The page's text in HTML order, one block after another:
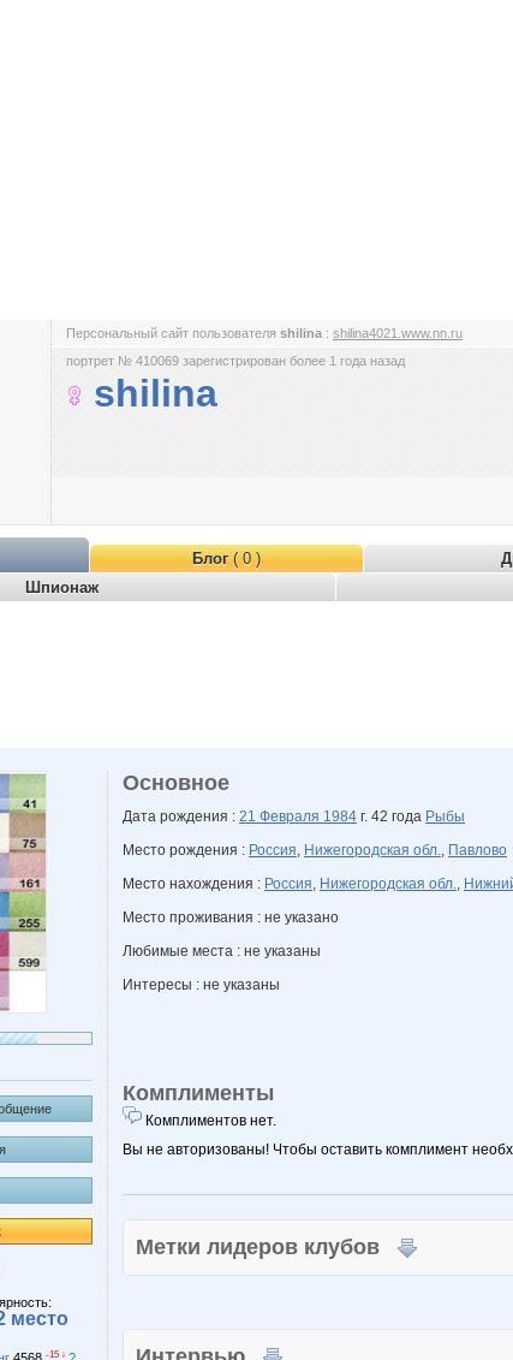
Персональный сайт пользователя shilina : shilina4021.www.nn.ru
портрет № 410069 зарегистрирован более 1 года назад
shilina
Блог( 0 )
Шпионаж
место
-15 ↓
Основное
Дата рождения : 21 Февраля 1984 г. 42 года Рыбы
Место рождения : Россия, Нижегородская обл., Павлово
Место нахождения : Россия, Нижегородская обл.,
Место проживания : не указано
Любимые места : не указаны
Интересы : не указаны
Комплименты
Комплиментов нет.
Вы не авторизованы! Чтобы оставить комплимент
Метки лидеров клубов